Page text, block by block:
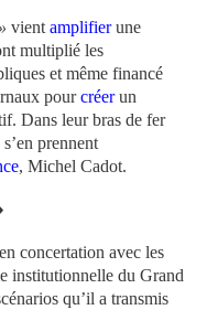
vient amplifierune
multiplié les
et même financé
pourcréerun
Dans leur bras de fer
prennent
, Michel Cadot.
concertation avec les
institutionnelle du Grand
qu’il a transmis